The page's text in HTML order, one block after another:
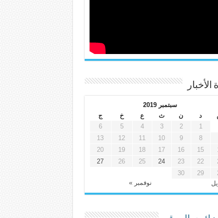
الأخبار
سبتمبر 2019
د ن ث ع خ ج
نوفمبر »
1
2
3
4
5
6
8
9
10
11
12
13
15
16
17
18
19
20
22
23
24
25
26
27
29
30